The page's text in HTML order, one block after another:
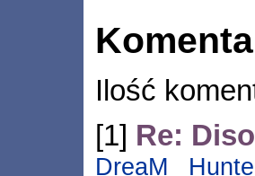
Ilość
[1] Re:
DreaM